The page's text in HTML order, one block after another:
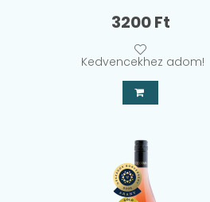
3200Ft
Kedvencekhez adom!